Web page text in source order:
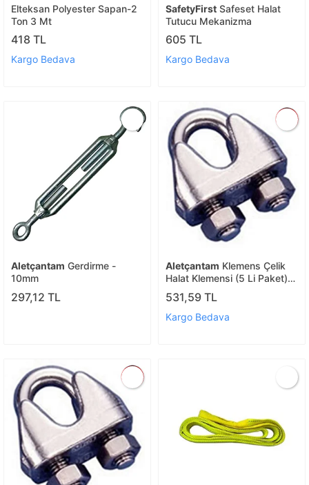
Elteksan Polyester Sapan-2
Ton 3 Mt
418 TL
Kargo Bedava
SafetyFirst Safeset Halat
Tutucu Mekanizma
605 TL
Kargo Bedava
Aletçantam Gerdirme -
10mm
297,12 TL
Aletçantam Klemens Çelik
Halat Klemensi (5 Li Paket)
12 Mm
531,59 TL
Kargo Bedava